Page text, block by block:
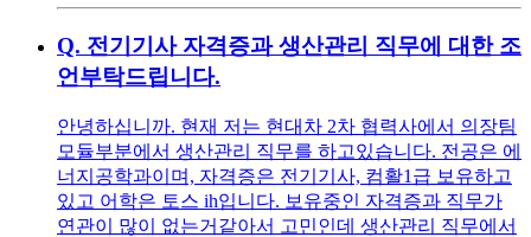
Q. 전기기사 자격증과 생산관리 직무에 대한 조
언부탁드립니다.
안녕하십니까. 현재 저는 현대차 2차 협력사에서 의장팀
모듈부분에서 생산관리 직무를 하고있습니다. 전공은 에
너지공학과이며, 자격증은 전기기사, 컴활1급 보유하고
있고 어학은 토스 ih입니다. 보유중인 자격증과 직무가
연관이 많이 없는거같아서 고민인데 생산관리 직무에서